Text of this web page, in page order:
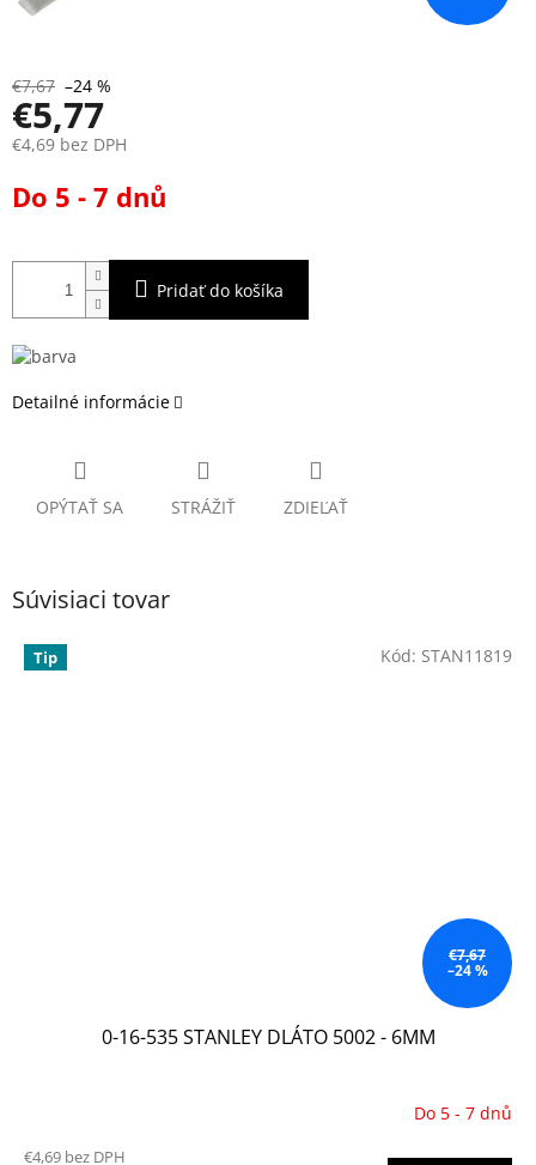
€7,67 –24 %
€5,77
€4,69 bez DPH
cena:
Do 5 - 7 dnů
Pridať do košíka
Detailné informácie
OPÝTAŤ SA STRÁŽIŤ ZDIEĽAŤ
Súvisiaci tovar
Tip
€7,67
–24 %
0-16-535 STANLEY DLÁTO 5002 - 6MM
Do 5 - 7 dnů
€4,69 bez DPH
Kód: STAN11819